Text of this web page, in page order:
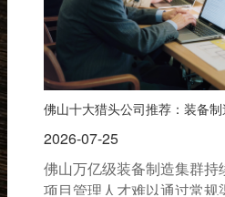
佛山十大猎头公司推荐：装备
2026-07-25
佛山万亿级装备制造集群持
项目管理人才难以通过常规